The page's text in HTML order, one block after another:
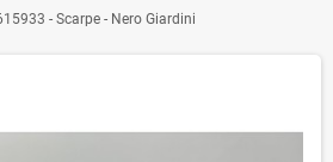
- Scarpe - Nero Giardini